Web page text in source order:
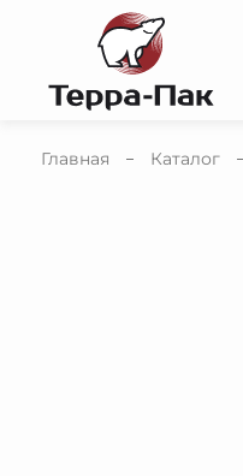
Главная Каталог